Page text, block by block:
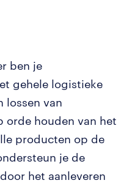
ben je
gehele logistieke
lossen van
orde houden van het
producten op de
je de
het aanleveren